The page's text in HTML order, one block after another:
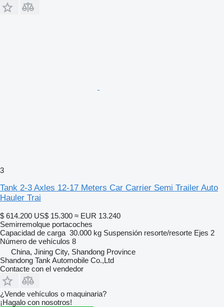
3
Tank 2-3 Axles 12-17 Meters Car Carrier Semi Trailer Auto
Hauler Trai
$ 614.200 US$ 15.300 ≈ EUR 13.240
Semirremolque portacoches
Capacidad de carga 30.000 kg Suspensión resorte/resorte Ejes 2
Número de vehículos 8
China, Jining City, Shandong Province
Shandong Tank Automobile Co.,Ltd
Contacte con el vendedor
¿Vende vehículos o maquinaria?
¡Hagalo con nosotros!